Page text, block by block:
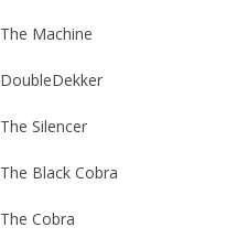
The Machine
DoubleDekker
The Silencer
The Black Cobra
The Cobra